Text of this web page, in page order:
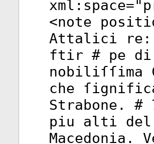
xml:space="
<note
Attalici re:
ftir # pe di
che
Strabone.
piu alti del